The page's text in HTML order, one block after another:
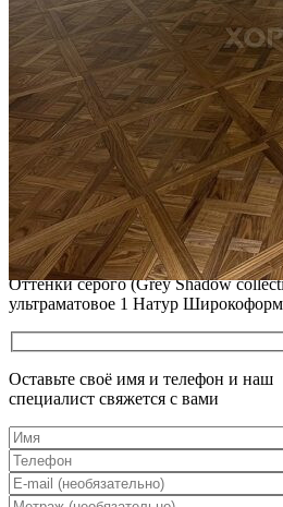
ПОЛЫ, ПОКРЫТЫЕ МАСЛОМ.
НЕБОЛЬШИХ ПОТЕРТОСТЕЙ
Читать полностью
12.01.2026
РЕСТАВРАЦИЯ НЕБОЛЬШИХ
ПОЛЫ, ПОКРЫТЫЕ МАСЛОМ И
Читать полностью
12.01.2026
Все новости о Coswick
Инженерная доска COSWICK Дуб
Оттенки серого (Grеy Shadow
ультраматовое 1 Натур
Оставьте своё имя и телефон и наш
специалист свяжется с вами